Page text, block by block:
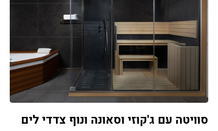
סוויטה עם ג'קוזי וסאונה ונוף צדדי לים